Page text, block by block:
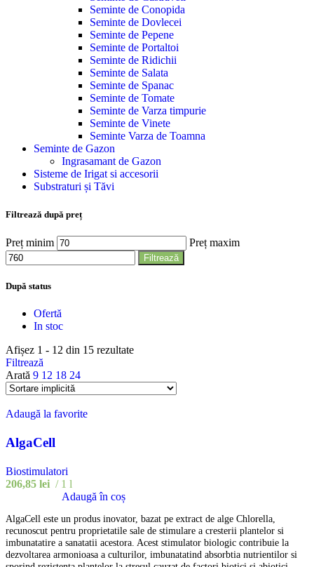
Seminte de Conopida
Seminte de Dovlecei
Seminte de Pepene
Seminte de Portaltoi
Seminte de Ridichii
Seminte de Salata
Seminte de Spanac
Seminte de Tomate
Seminte de Varza timpurie
Seminte de Vinete
Seminte Varza de Toamna
Seminte de Gazon
Ingrasamant de Gazon
Sisteme de Irigat si accesorii
Substraturi și Tăvi
Filtrează după preț
Preț minim Preț maxim
Filtrează
După status
Ofertă
In stoc
Afișez 1 - 12 din 15 rezultate
Filtrează
Arată 9 12 18 24
Adaugă la favorite
AlgaCell
Biostimulatori
206,85 lei 1 l
Adaugă în coș
AlgaCell este un produs inovator, bazat pe extract de alge Chlorella,
recunoscut pentru proprietatile sale de stimulare a cresterii plantelor si
imbunatatire a sanatatii acestora. Acest stimulator biologic contribuie la
dezvoltarea armonioasa a culturilor, imbunatatind absorbtia nutrientilor si